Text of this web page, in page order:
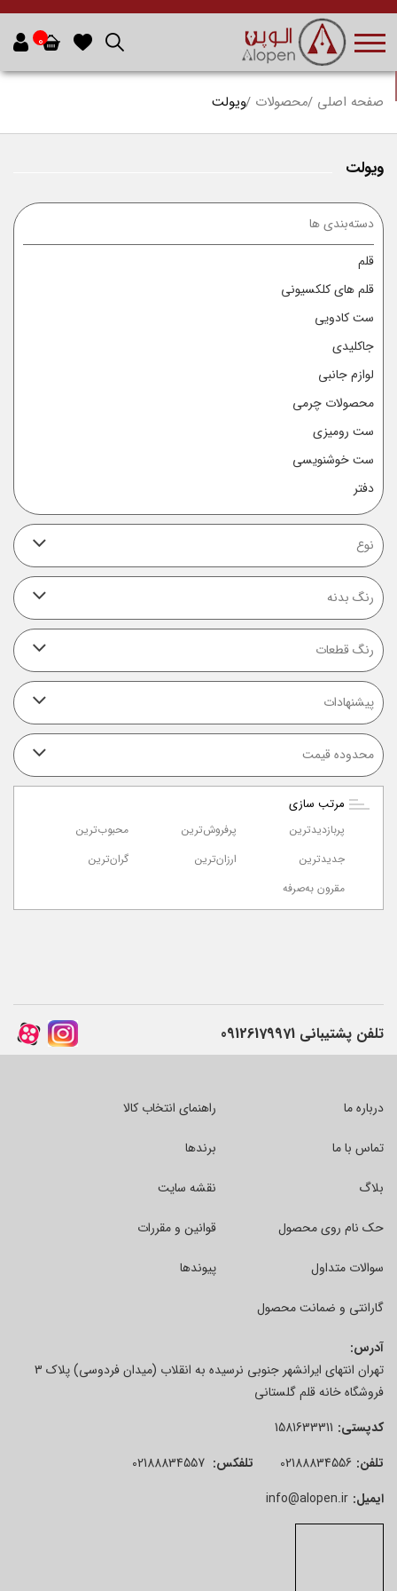
0
صفحه اصلی محصولات ویولت
ویولت
دسته‌بندی ها
قلم
قلم های کلکسیونی
ست کادویی
جاکلیدی
لوازم جانبی
محصولات چرمی
ست رومیزی
ست خوشنویسی
دفتر
نوع
رنگ بدنه
رنگ قطعات
پیشنهادات
محدوده قیمت
مرتب سازی
پربازدیدترین پرفروش‌ترین‌
محبوب‌ترین
جدیدترین
ارزان‌ترین
گران‌ترین
مقرون به‌صرفه
تلفن پشتیبانی 09126179971
درباره ما
تماس با ما
بلاگ
حک نام روی محصول
سوالات متداول
گارانتی و ضمانت محصول
راهنمای انتخاب کالا
برندها
نقشه سایت
قوانین و مقررات
پیوندها
آدرس:
تهران انتهای ایرانشهر جنوبی نرسیده به انقلاب (میدان فردوسی) پلاک 3
فروشگاه خانه قلم گلستانی
کدپستی: 1581633311
تلفن: 02188834556 تلفکس: 02188834557
ایمیل: info@alopen.ir